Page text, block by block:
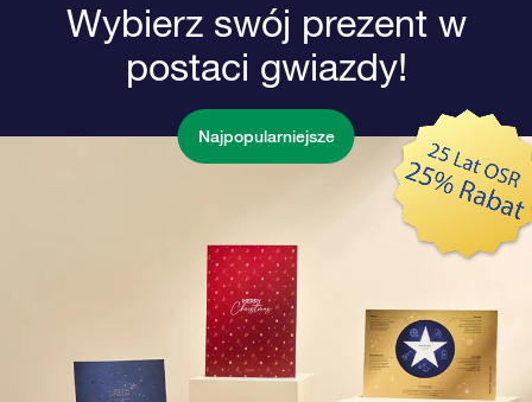
Wybierz swój prezent w
postaci gwiazdy!
Najpopularniejsze